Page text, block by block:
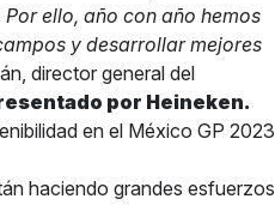
ello, año con año hemos
y desarrollar mejores
director general del
Presentado por Heineken.
en el México GP 2023
haciendo grandes esfuerzos